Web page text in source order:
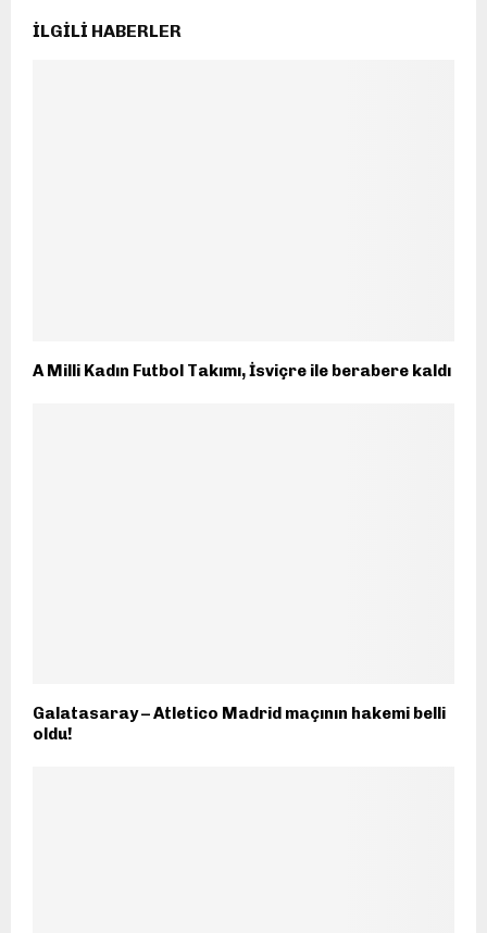
İLGILI HABERLER
A Milli Kadın Futbol Takımı, İsviçre ile berabere kaldı
Galatasaray – Atletico Madrid maçının hakemi belli
oldu!